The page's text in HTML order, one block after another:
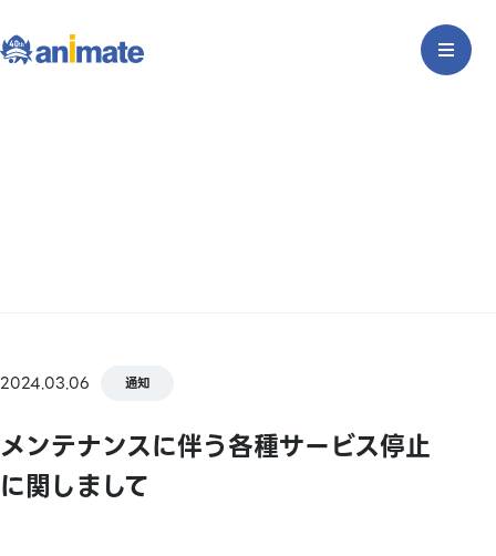
2024.03.06 通知
メンテナンスに伴う各種サービス停止
に関しまして